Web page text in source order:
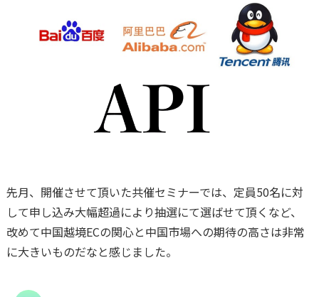
先月、開催させて頂いた共催セミナーでは、定員50名に対
して申し込み大幅超過により抽選にて選ばせて頂くなど、
改めて中国越境ECの関心と中国市場への期待の高さは非常
に大きいものだなと感じました。